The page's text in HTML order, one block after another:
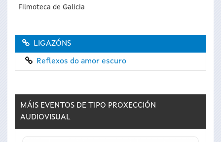
Filmoteca de Galicia
LIGAZÓNS
Reflexos do amor escuro
MÁIS EVENTOS DE TIPO PROXECCIÓN
AUDIOVISUAL